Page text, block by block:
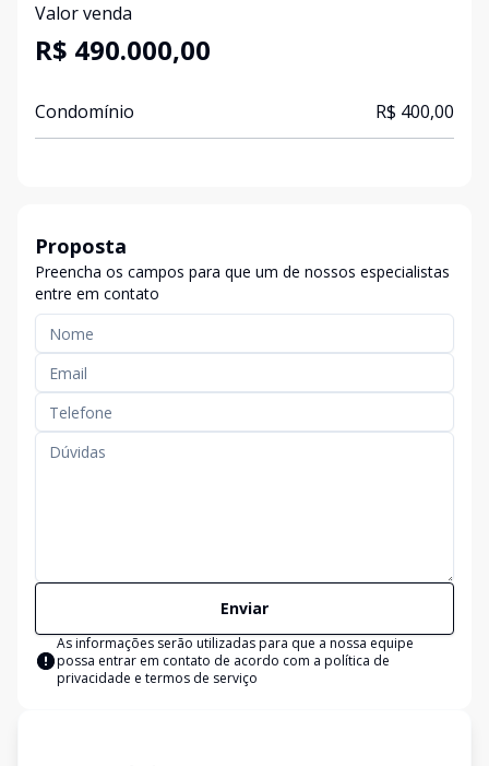
Valor venda
R$ 490.000,00
Condomínio R$ 400,00
Proposta
Preencha os campos para que um de nossos especialistas
entre em contato
Enviar
As informações serão utilizadas para que a nossa equipe
possa entrar em contato de acordo com a política de
privacidade e termos de serviço